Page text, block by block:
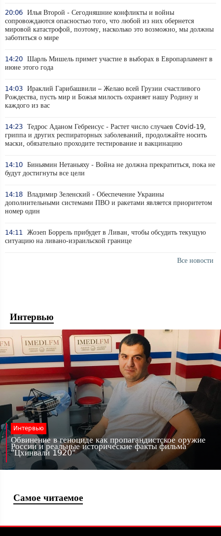
20:06 Илья Второй - Сегодняшние конфликты и войны
сопровождаются опасностью того, что любой из них обернется
мировой катастрофой, поэтому, насколько это возможно, мы должны
заботиться о мире
14:20 Шарль Мишель примет участие в выборах в Европарламент в
июне этого года
14:03 Ираклий Гарибашвили – Желаю всей Грузии счастливого
Рождества, пусть мир и Божья милость охраняет нашу Родину и
каждого из вас
14:23 Тедрос Аданом Гебреисус - Растет число случаев Covid-19,
гриппа и других респираторных заболеваний, продолжайте носить
маски, обязательно проходите тестирование и вакцинацию
14:10 Биньямин Нетаньяху - Война не должна прекратиться, пока не
будут достигнуты все цели
14:18 Владимир Зеленский - Обеспечение Украины
дополнительными системами ПВО и ракетами является приоритетом
номер один
14:11 Жозеп Боррель прибудет в Ливан, чтобы обсудить текущую
ситуацию на ливано-израильской границе
Все новости
Интервью
Интервью
Обвинение в геноциде как пропагандистское оружие
России и реальные исторические факты фильма
"Цхинвали 1920"
Самое читаемое